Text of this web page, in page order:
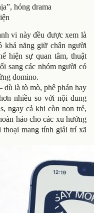
hóng drama
vi này đều được xem là
khả năng giữ chân người
hiện sự quan tâm, thuật
sang các nhóm người có
domino.
dù là tò mò, phê phán hay
nhiều so với nội dung
ngay cả khi còn non trẻ,
hảo cho các xu hướng
thoại mang tính giải trí xã